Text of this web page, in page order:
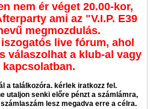
nem ér véget 20.00-kor,
ami az "V.I.P. E39
megmozdulás.
live fórum, ahol
válaszolhat a klub-al vagy
kapcsolatban.
a találkozóra. kérlek iratkozz fel.
utaljon senki előre pénzt a számlámra,
lesz megadva erre a célra.